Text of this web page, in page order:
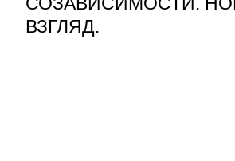
ВЗГЛЯД.